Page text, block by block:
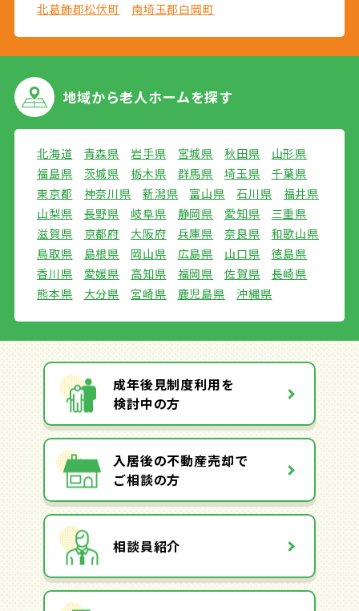
北葛飾郡松伏町
南埼玉郡白岡町
地域から老人ホームを探す
北海道 青森県 岩手県 宮城県 秋田県
山形県
福島県
茨城県 栃木県 群馬県 埼玉県
千葉県
東京都
神奈川県 新潟県 富山県 石川県
福井県
山梨県
長野県 岐阜県 静岡県 愛知県
三重県
滋賀県
京都府 大阪府 兵庫県 奈良県
和歌山県
鳥取県
島根県 岡山県 広島県 山口県
徳島県
香川県
愛媛県 高知県 福岡県 佐賀県
長崎県
熊本県
大分県 宮崎県 鹿児島県 沖縄県
成年後見制度利用を
検討中の方
入居後の不動産売却で
ご相談の方
相談員紹介